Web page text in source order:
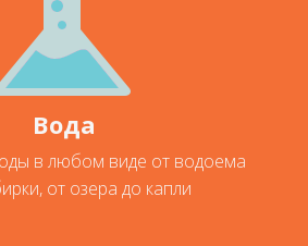
Вода
в любом виде от водоема
от озера до капли